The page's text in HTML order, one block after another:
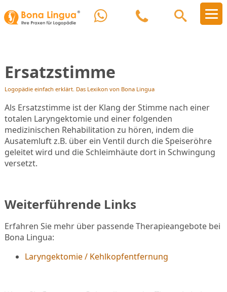
Ersatzstimme
Logopädie einfach erklärt. Das Lexikon von Bona Lingua
Als Ersatzstimme ist der Klang der Stimme nach einer
totalen Laryngektomie und einer folgenden
medizinischen Rehabilitation zu hören, indem die
Ausatemluft z.B. über ein Ventil durch die Speiseröhre
geleitet wird und die Schleimhäute dort in Schwingung
versetzt.
Weiterführende Links
Erfahren Sie mehr über passende Therapieangebote bei
Bona Lingua:
Laryngektomie / Kehlkopfentfernung